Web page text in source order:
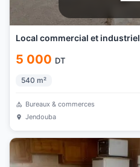
Local commercial et industriel
5 000 DT
540 m²
Bureaux & commerces
Jendouba